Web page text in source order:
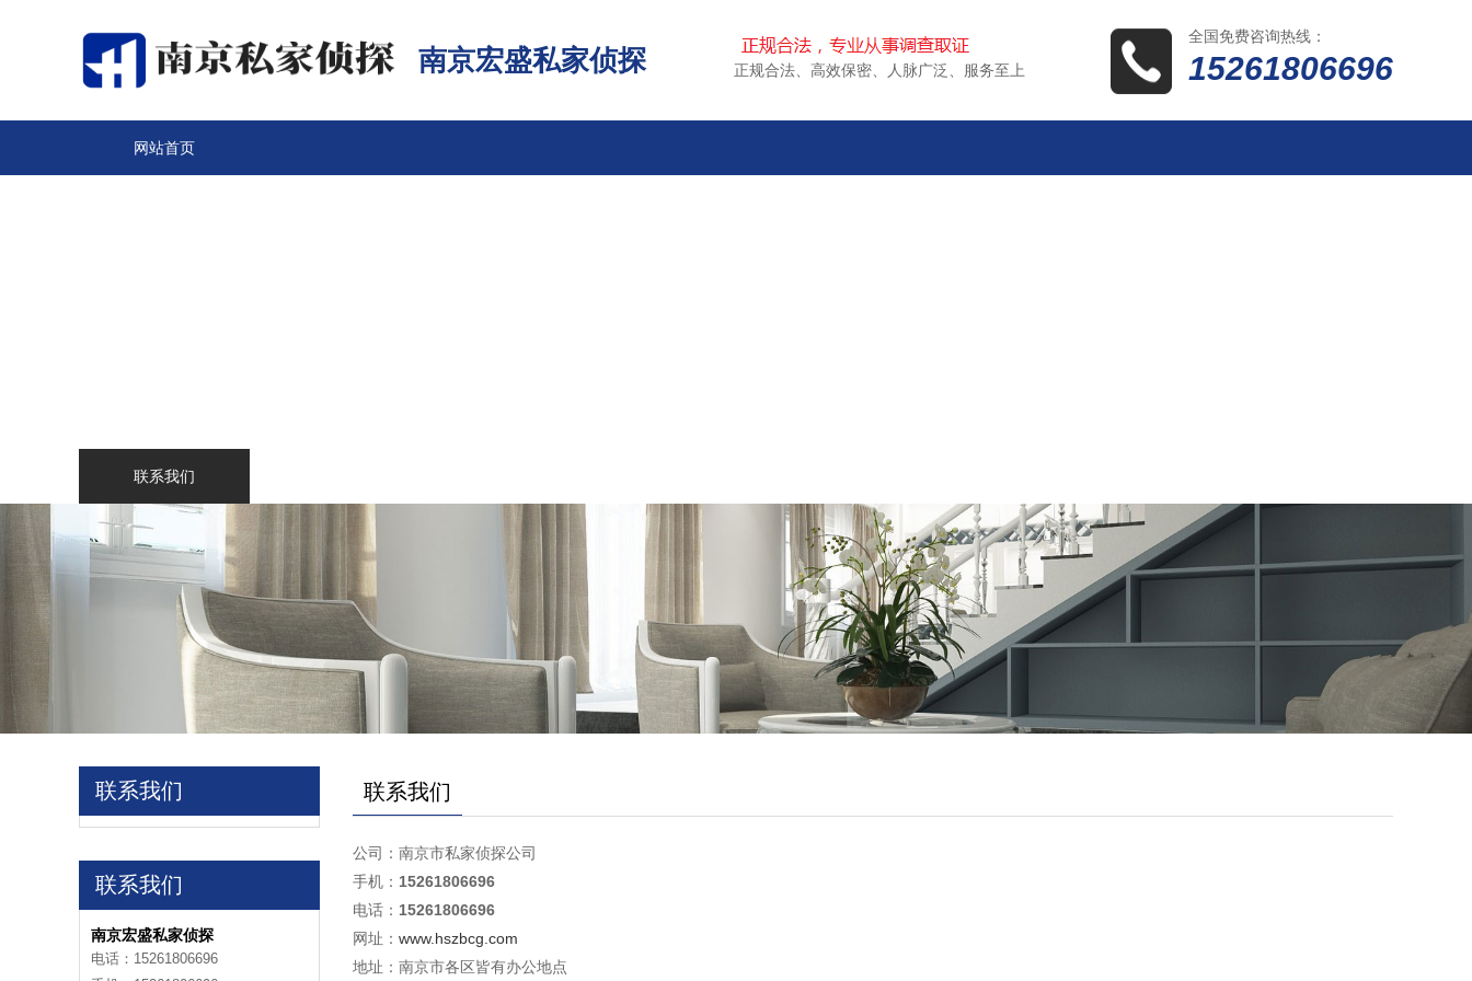
南京宏盛私家侦探 正规合法、高效保密、人脉广泛、服务至上
全国免费咨询热线：
15261806696
网站首页
联系我们
联系我们
联系我们
南京宏盛私家侦探
电话：15261806696
联系我们
公司：南京市私家侦探公司
手机： 15261806696
电话： 15261806696
网址： www.hszbcg.com
地址： 南京市各区皆有办公地点